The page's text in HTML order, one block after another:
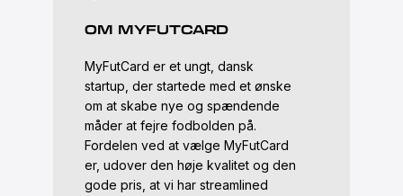
OM MYFUTCARD
MyFutCard er et ungt, dansk
startup, der startede med et ønske
om at skabe nye og spændende
måder at fejre fodbolden på.
Fordelen ved at vælge MyFutCard
er, udover den høje kvalitet og den
gode pris, at vi har streamlined